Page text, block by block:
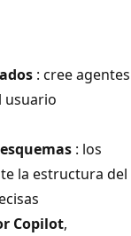
: cree agentes
usuario
: los
la estructura del
Copilot,